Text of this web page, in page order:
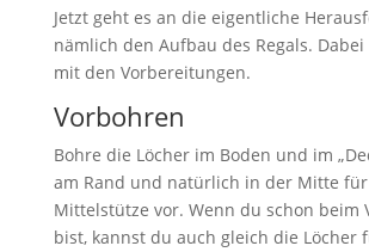
Jetzt geht es an die eigentliche
nämlich den Aufbau des Regals.
mit den Vorbereitungen.
Vorbohren
Bohre die Löcher im Boden und im
am Rand und natürlich in der Mitte
Mittelstütze vor. Wenn du schon beim
bist, kannst du auch gleich die Löcher